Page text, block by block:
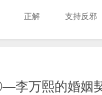
正解 支持反邪
李万熙的婚姻